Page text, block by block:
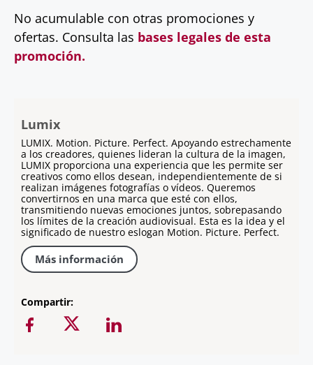
No acumulable con otras promociones y
ofertas. Consulta las bases legales de esta
promoción.
Lumix
LUMIX. Motion. Picture. Perfect. Apoyando estrechamente
a los creadores, quienes lideran la cultura de la imagen,
LUMIX proporciona una experiencia que les permite ser
creativos como ellos desean, independientemente de si
realizan imágenes fotografías o vídeos. Queremos
convertirnos en una marca que esté con ellos,
transmitiendo nuevas emociones juntos, sobrepasando
los límites de la creación audiovisual. Esta es la idea y el
significado de nuestro eslogan Motion. Picture. Perfect.
Más información
Compartir: